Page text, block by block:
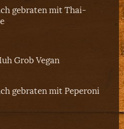
gebraten mit Thai-
Muh Grob Vegan
gebraten mit Peperoni